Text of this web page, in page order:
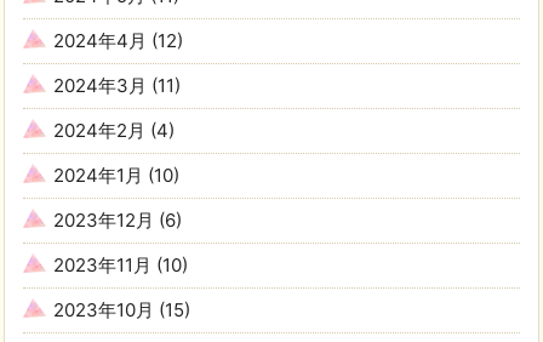
2024年4月 (12)
2024年3月 (11)
2024年2月 (4)
2024年1月 (10)
2023年12月 (6)
2023年11月 (10)
2023年10月 (15)